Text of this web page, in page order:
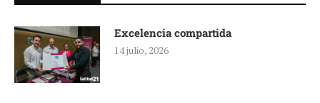
Excelencia compartida
14 julio, 2026